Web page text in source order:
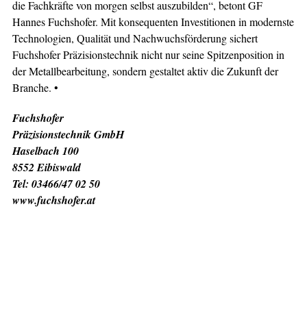
die Fachkräfte von morgen selbst auszubilden“, betont GF
Hannes Fuchshofer. Mit konsequenten Investitionen in modernste
Technologien, Qualität und Nachwuchsförderung sichert
Fuchshofer Präzisionstechnik nicht nur seine Spitzenposition in
der Metallbearbeitung, sondern gestaltet aktiv die Zukunft der
Branche. •
Fuchshofer
Präzisionstechnik GmbH
Haselbach 100
8552 Eibiswald
Tel: 03466/47 02 50
www.fuchshofer.at